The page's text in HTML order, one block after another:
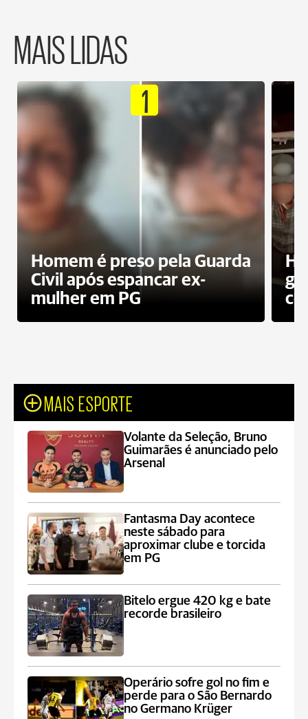
MAIS LIDAS
1
Homem é preso pela Guarda
Civil após espancar ex-
mulher em PG
MAIS ESPORTE
Volante da Seleção, Bruno
Guimarães é anunciado pelo
Arsenal
Fantasma Day acontece
neste sábado para
aproximar clube e torcida
em PG
Bitelo ergue 420 kg e bate
recorde brasileiro
Operário sofre gol no fim e
perde para o São Bernardo
no Germano Krüger